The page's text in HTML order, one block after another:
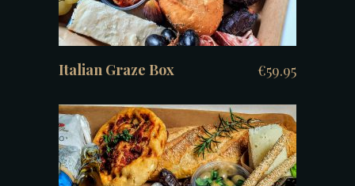
Italian Graze Box €59.95